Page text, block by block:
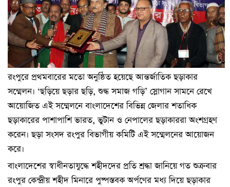
রংপুরে প্রথমবারের মতো অনুষ্ঠিত হয়েছে আন্তর্জাতিক ছড়াকার
সম্মেলন। ‘ছড়িয়ে ছড়ার ছড়ি, শুদ্ধ সমাজ গড়ি’ স্লোগান সামনে রেখে
আয়োজিত এই সম্মেলনে বাংলাদেশের বিভিন্ন জেলার শতাধিক
ছড়াকারের পাশাপাশি ভারত, ভুটান ও নেপালের ছড়াকাররা অংশগ্রহণ
করেন। ছড়া সংসদ রংপুর বিভাগীয় কমিটি এই সম্মেলনের আয়োজন
করে।
বাংলাদেশের স্বাধীনতাযুদ্ধে শহীদদের প্রতি শ্রদ্ধা জানিয়ে গত শুক্রবার
রংপুর কেন্দ্রীয় শহীদ মিনারে পুষ্পস্তবক অর্পণের মধ্য দিয়ে ছড়াকার